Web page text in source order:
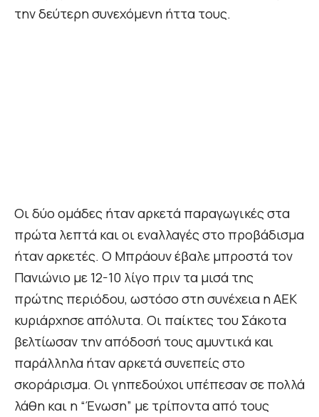
την δεύτερη συνεχόμενη ήττα τους.
Οι δύο ομάδες ήταν αρκετά παραγωγικές στα
πρώτα λεπτά και οι εναλλαγές στο προβάδισμα
ήταν αρκετές. Ο Μπράουν έβαλε μπροστά τον
Πανιώνιο με 12-10 λίγο πριν τα μισά της
πρώτης περιόδου, ωστόσο στη συνέχεια η ΑΕΚ
κυριάρχησε απόλυτα. Οι παίκτες του Σάκοτα
βελτίωσαν την απόδοσή τους αμυντικά και
παράλληλα ήταν αρκετά συνεπείς στο
σκοράρισμα. Οι γηπεδούχοι υπέπεσαν σε πολλά
λάθη και η “Ένωση” με τρίποντα από τους